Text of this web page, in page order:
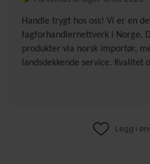
Handle trygt hos oss! Vi er en
fagforhandlernettverk i Norge.
produkter via norsk importør,
landsdekkende service.
Legg i